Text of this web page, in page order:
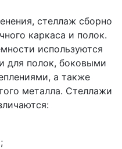
стеллаж сборно
каркаса и полок.
используются
для полок, боковыми
а также
металла. Стеллажи